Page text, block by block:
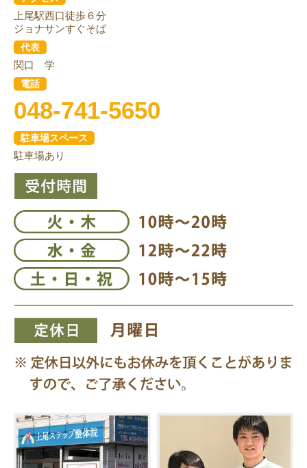
上尾駅西口徒歩６分
ジョナサンすぐそば
代表
関口 学
電話
048-741-5650
駐車場スペース
駐車場あり